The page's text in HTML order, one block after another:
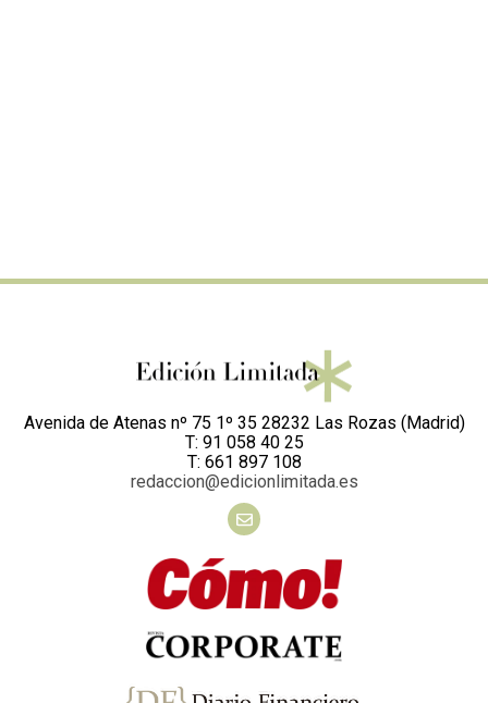
Avenida de Atenas nº 75 1º 35 28232 Las Rozas (Madrid)
T: 91 058 40 25
T: 661 897 108
redaccion@edicionlimitada.es